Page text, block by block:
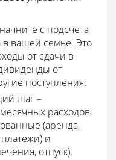
с подсчета
в вашей семье. Это
от сдачи в
от
поступления.
шаг –
расходов.
(аренда,
и
отпуск).